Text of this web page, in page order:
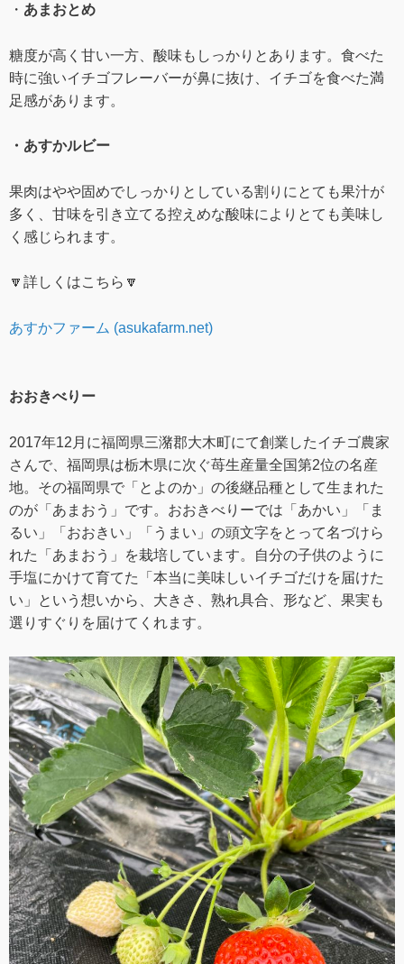
・ あまおとめ
糖度が高く甘い一方、酸味もしっかりとあります。食べた
時に強いイチゴフレーバーが鼻に抜け、イチゴを食べた満
足感があります。
・あすかルビー
果肉はやや固めでしっかりとしている割りにとても果汁が
多く、甘味を引き立てる控えめな酸味によりとても美味し
く感じられます。
🔽詳しくはこちら🔽
あすかファーム (asukafarm.net)
おおきべりー
2017年12月に福岡県三潴郡大木町にて創業したイチゴ農家
さんで、福岡県は栃木県に次ぐ苺生産量全国第2位の名産
地。その福岡県で「とよのか」の後継品種として生まれた
のが「あまおう」です。おおきべりーでは「あかい」「ま
るい」「おおきい」「うまい」の頭文字をとって名づけら
れた「あまおう」を栽培しています。自分の子供のように
手塩にかけて育てた「本当に美味しいイチゴだけを届けた
い」という想いから、大きさ、熟れ具合、形など、果実も
選りすぐりを届けてくれます。